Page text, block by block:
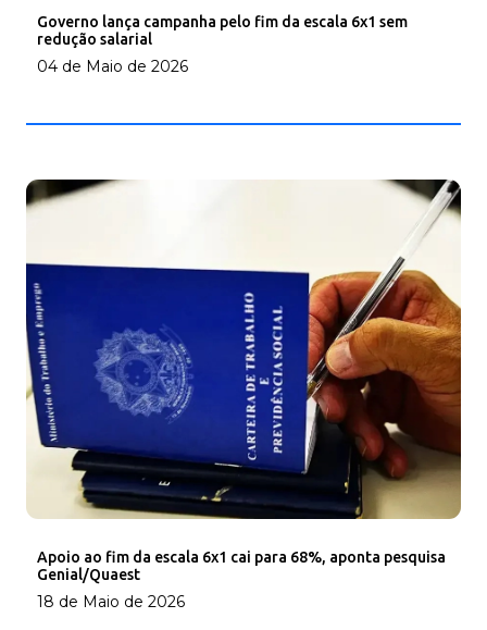
Governo lança campanha pelo fim da escala 6x1 sem
redução salarial
04 de Maio de 2026
Apoio ao fim da escala 6x1 cai para 68%, aponta pesquisa
Genial/Quaest
18 de Maio de 2026